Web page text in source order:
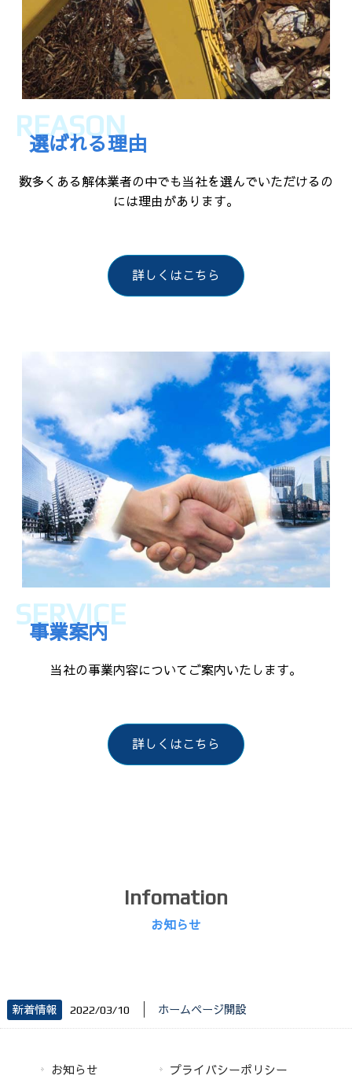
選ばれる理由
REASON
数多くある解体業者の中でも当社を選んでいただけるの
には理由があります。
詳しくはこちら
事業案内
SERVICE
当社の事業内容についてご案内いたします。
詳しくはこちら
Infomation
お知らせ
新着情報 2022/03/10 ホームページ開設
お知らせ プライバシーポリシー